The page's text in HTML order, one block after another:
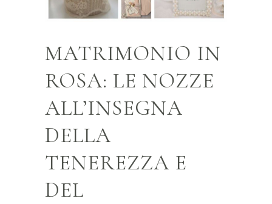
MATRIMONIO IN
ROSA: LE NOZZE
ALL’INSEGNA
DELLA
TENEREZZA E
DEL